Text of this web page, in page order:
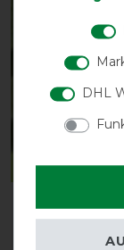
COVER
hellblau/
DHL